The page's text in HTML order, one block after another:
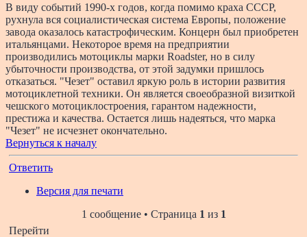
В виду событий 1990-х годов, когда помимо краха СССР,
рухнула вся социалистическая система Европы, положение
завода оказалось катастрофическим. Концерн был приобретен
итальянцами. Некоторое время на предприятии
производились мотоциклы марки Roadster, но в силу
убыточности производства, от этой задумки пришлось
отказаться. "Чезет" оставил яркую роль в истории развития
мотоциклетной техники. Он является своеобразной визиткой
чешского мотоциклостроения, гарантом надежности,
престижа и качества. Остается лишь надеяться, что марка
"Чезет" не исчезнет окончательно.
Вернуться к началу
Ответить
Версия для печати
1 сообщение • Страница 1 из 1
Перейти